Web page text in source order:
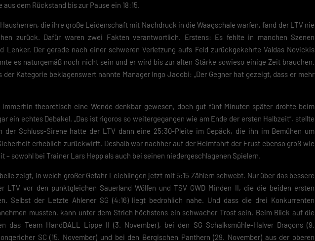
dem Rückstand bis zur Pause ein 18:15.
die ihre große Leidenschaft mit Nachdruck in die Waagschale warfen, fand der LTV nie
zurück. Dafür waren zwei Fakten verantwortlich. Erstens: Es fehlte in manchen Szenen
Lenker. Der gerade nach einer schweren Verletzung aufs Feld zurückgekehrte Valdas Novickis
es naturgemäß noch nicht sein und er wird bis zur alten Stärke sowieso einige Zeit brauchen.
der Kategorie beklagenswert nannte Manager Ingo Jacobi: „Der Gegner hat gezeigt, dass er mehr
immerhin theoretisch eine Wende denkbar gewesen, doch gut fünf Minuten später drohte beim
ein echtes Debakel. „Das ist rigoros so weitergegangen wie am Ende der ersten Halbzeit“, stellte
der Schluss-Sirene hatte der LTV dann eine 25:30-Pleite im Gepäck, die ihn im Bemühen um
erheblich zurückwirft. Deshalb war nachher auf der Heimfahrt der Frust ebenso groß wie
– sowohl bei Trainer Lars Hepp als auch bei seinen niedergeschlagenen Spielern.
zeigt, in welch großer Gefahr Leichlingen jetzt mit 5:15 Zählern schwebt. Nur über das bessere
LTV vor den punktgleichen Sauerland Wölfen und TSV GWD Minden II, die die beiden ersten
Selbst der Letzte Ahlener SG (4:16) liegt bedrohlich nahe. Und dass die drei Konkurrenten
mussten, kann unter dem Strich höchstens ein schwacher Trost sein. Beim Blick auf die
das Team HandBALL Lippe II (3. November), bei den SG Schalksmühle-Halver Dragons (9.
SC (15. November) und bei den Bergischen Panthern (29. November) aus der oberen